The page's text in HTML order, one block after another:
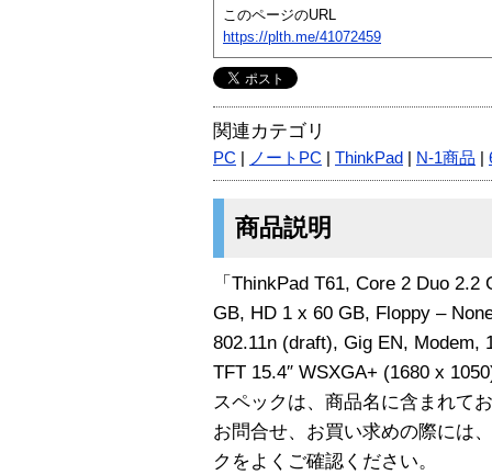
このページのURL
https://plth.me/41072459
関連カテゴリ
PC ノートPC ThinkPad N-1商品
商品説明
「ThinkPad T61, Core 2 Duo
GB, HD 1 x 60 GB, Floppy –
802.11n (draft), Gig EN, Modem,
TFT 15.4″ WSXGA+ (1680 x
スペックは、商品名に含まれて
お問合せ、お買い求めの際には
クをよくご確認ください。